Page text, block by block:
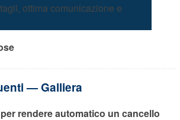
ottima comunicazione e
— Galliera
rendere automatico un cancello